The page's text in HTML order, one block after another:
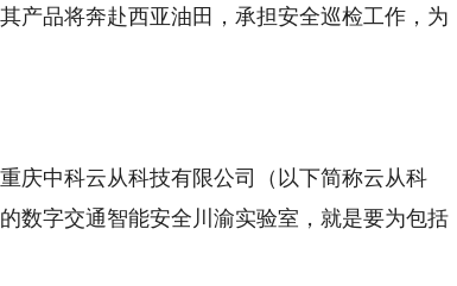
品将奔赴西亚油田，承担安全巡检工作，为
中科云从科技有限公司（以下简称云从科
数字交通智能安全川渝实验室，就是要为包括